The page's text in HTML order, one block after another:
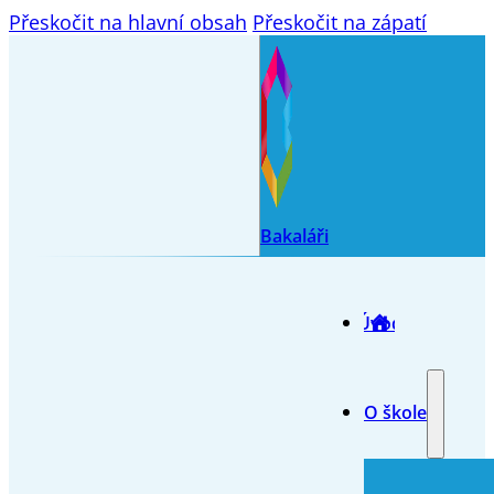
Přeskočit na hlavní obsah Přeskočit na zápatí
Bakaláři
Úvod
O škole